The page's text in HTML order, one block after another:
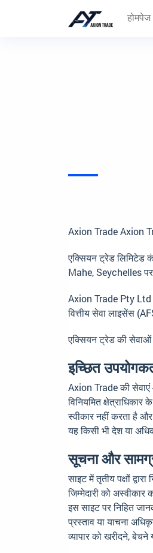
होमपेज
Axion Trade Axion
एक्सियन ट्रेड लिमिटेड
Mahe, Seychelles
Axion Trade Pty Ltd
वित्तीय सेवा लाइसेंस
एक्सियन ट्रेड की सेवाओं
इच्छित
Axion Trade की सेवाएं
विनियमित
स्वीकार नहीं करता है
यह किसी भी देश या
सूचना और
साइट में तृतीय पक्षों
जिम्मेदारी को
इस साइट पर निहित
प्रस्ताव या याचना
व्यापार को खरीदने,